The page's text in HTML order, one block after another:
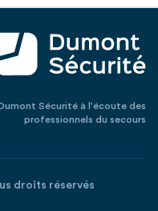
Sécurité à l'écoute des
professionnels du secours
droits réservés